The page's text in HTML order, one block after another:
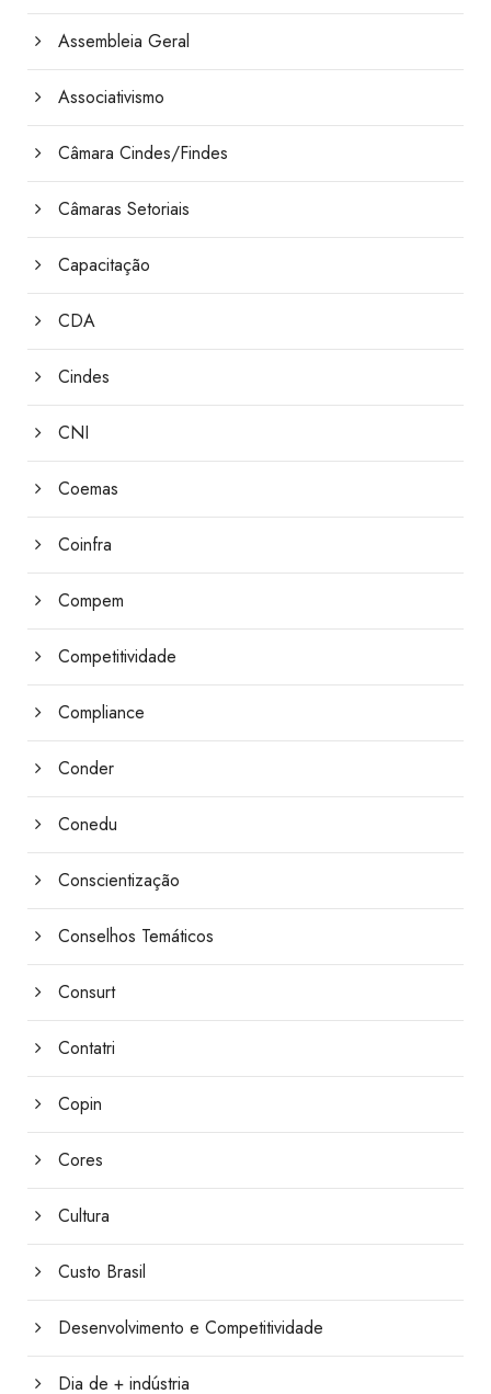
Assembleia Geral
Associativismo
Câmara Cindes/Findes
Câmaras Setoriais
Capacitação
CDA
Cindes
CNI
Coemas
Coinfra
Compem
Competitividade
Compliance
Conder
Conedu
Conscientização
Conselhos Temáticos
Consurt
Contatri
Copin
Cores
Cultura
Custo Brasil
Desenvolvimento e Competitividade
Dia de + indústria